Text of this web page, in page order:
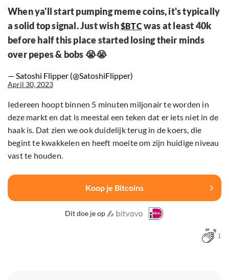
When ya'll start pumping meme coins, it's typically
a solid top signal. Just wish$BTCwas at least 40k
before half this place started losing their minds
over pepes & bobs 😭😭
— Satoshi Flipper (@SatoshiFlipper)
April 30, 2023
Iedereen hoopt binnen 5 minuten miljonair te worden in
deze markt en dat is meestal een teken dat er iets niet in de
haak is. Dat zien we ook duidelijk terug in de koers, die
begint te kwakkelen en heeft moeite om zijn huidige niveau
vast te houden.
Koop je Bitcoins
Dit doe je op
1